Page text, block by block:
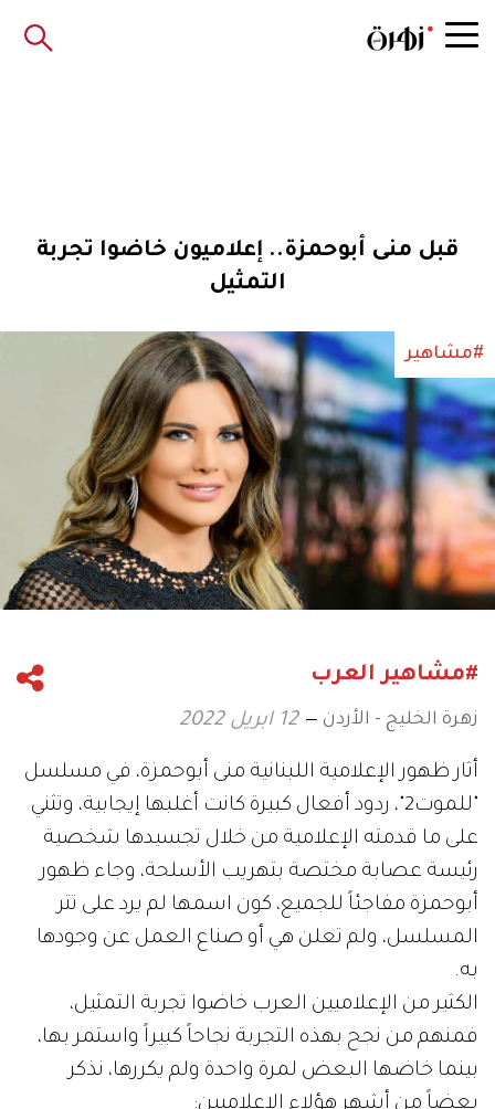
قبل منى أبوحمزة.. إعلاميون خاضوا تجربة
التمثيل
#مشاهير
#مشاهير العرب
زهرة الخليج - الأردن 12 ابريل 2022
أثار ظهور الإعلامية اللبنانية منى أبوحمزة، في مسلسل
"للموت2"، ردود أفعال كبيرة كانت أغلبها إيجابية، وتثني
على ما قدمته الإعلامية من خلال تجسيدها شخصية
رئيسة عصابة مختصة بتهريب الأسلحة، وجاء ظهور
أبوحمزة مفاجئاً للجميع، كون اسمها لم يرد على تتر
المسلسل، ولم تعلن هي أو صناع العمل عن وجودها
به.
الكثير من الإعلاميين العرب خاضوا تجربة التمثيل،
فمنهم من نجح بهذه التجربة نجاحاً كبيراً واستمر بها،
بينما خاضها البعض لمرة واحدة ولم يكررها، نذكر
بعضاً من أشهر هؤلاء الإعلاميين: